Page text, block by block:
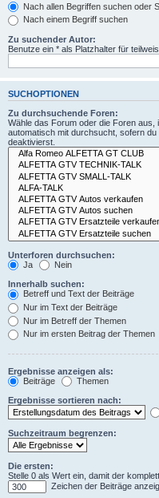
Nach allen Begriffen suchen oder
Nach einem Begriff suchen
Zu suchender Autor:
Benutze ein * als Platzhalter für
SUCHOPTIONEN
Zu durchsuchende Foren:
Wähle das Forum oder die Foren
automatisch mit durchsucht, sofern
deaktivierst.
Unterforen durchsuchen:
Ja
Nein
Innerhalb suchen:
Betreff und Text der Beiträge
Nur im Text der Beiträge
Nur im Betreff der Themen
Nur im ersten Beitrag der Themen
Ergebnisse anzeigen als:
Beiträge
Themen
Ergebnisse sortieren nach:
Suchzeitraum begrenzen:
Die ersten:
Stelle 0 als Wert ein, damit der
Zeichen der Beiträge